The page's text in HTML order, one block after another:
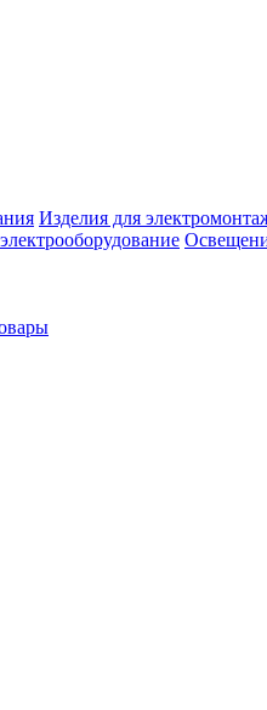
Изделия для